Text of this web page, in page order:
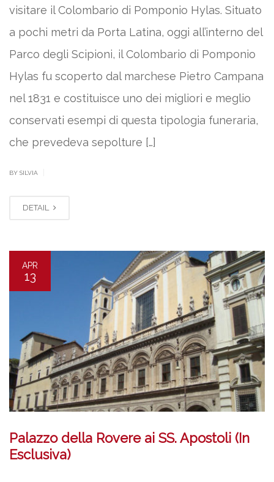
visitare il Colombario di Pomponio Hylas. Situato
a pochi metri da Porta Latina, oggi all’interno del
Parco degli Scipioni, il Colombario di Pomponio
Hylas fu scoperto dal marchese Pietro Campana
nel 1831 e costituisce uno dei migliori e meglio
conservati esempi di questa tipologia funeraria,
che prevedeva sepolture […]
BY SILVIA
DETAIL
APR
13
Palazzo della Rovere ai SS. Apostoli (In
Esclusiva)